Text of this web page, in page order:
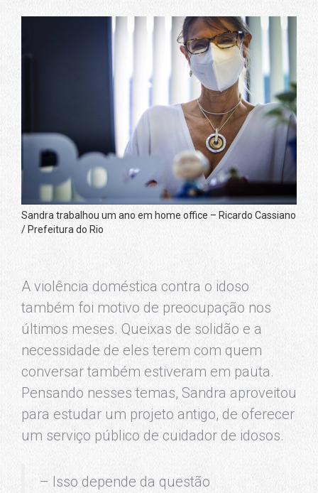
Sandra trabalhou um ano em home office – Ricardo Cassiano
/ Prefeitura do Rio
A violência doméstica contra o idoso
também foi motivo de preocupação nos
últimos meses. Queixas de solidão e a
necessidade de eles terem com quem
conversar também estiveram em pauta.
Pensando nesses temas, Sandra aproveitou
para estudar um projeto antigo, de oferecer
um serviço público de cuidador de idosos.
– Isso depende da questão